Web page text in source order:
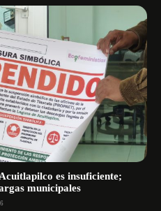
es insuficiente;
municipales